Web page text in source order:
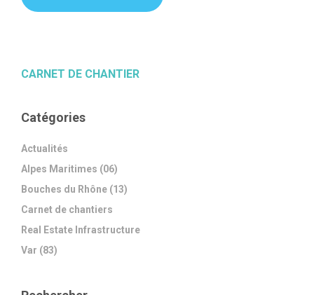
CARNET DE CHANTIER
Catégories
Actualités
Alpes Maritimes (06)
Bouches du Rhône (13)
Carnet de chantiers
Real Estate Infrastructure
Var (83)